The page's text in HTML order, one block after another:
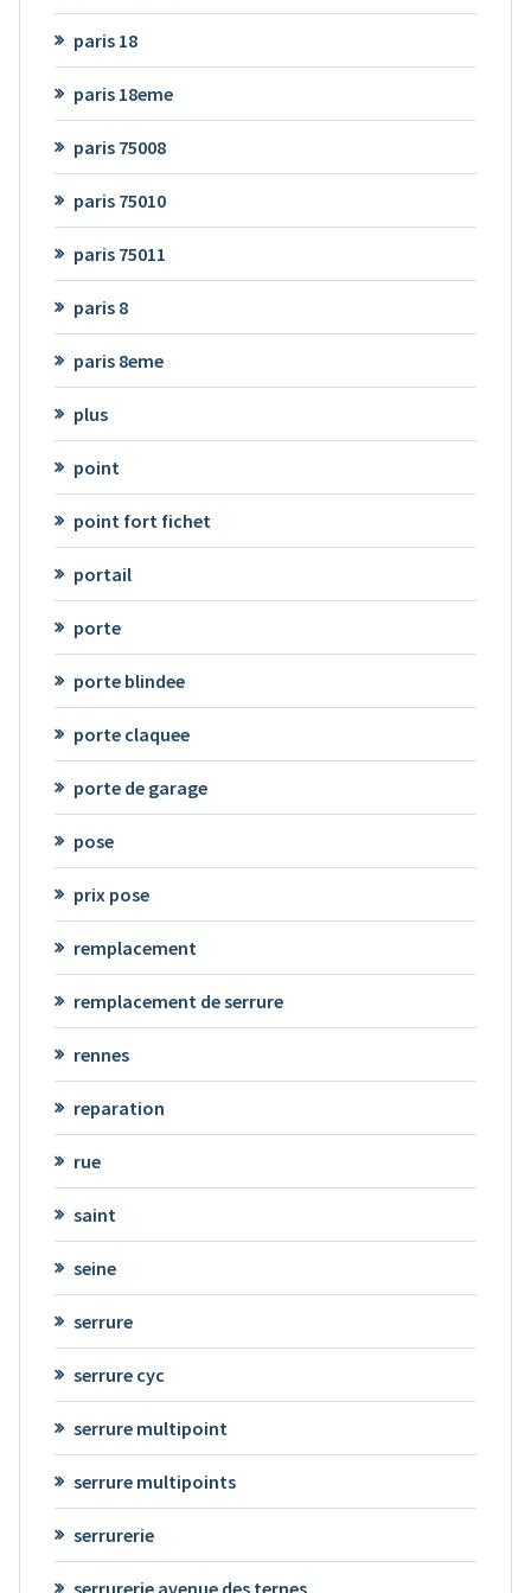
paris 18
paris 18eme
paris 75008
paris 75010
paris 75011
paris 8
paris 8eme
plus
point
point fort fichet
portail
porte
porte blindee
porte claquee
porte de garage
pose
prix pose
remplacement
remplacement de serrure
rennes
reparation
rue
saint
seine
serrure
serrure cyc
serrure multipoint
serrure multipoints
serrurerie
serrurerie avenue des ternes